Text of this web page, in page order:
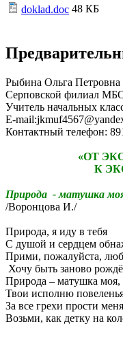
doklad.doc 48 КБ
Рыбина Ольга Петровна
Серповской филиал
Учитель начальных
E-
Контактный телефон:
«ОТ
К
Природа - матушка
/Воронцова И./
Природа, я иду в тебя
С душой и сердцем
Прими, пожалуйста,
Хочу быть заново
Природа – матушка моя,
Твои исполню
За все грехи прости
Возьми, как детку на